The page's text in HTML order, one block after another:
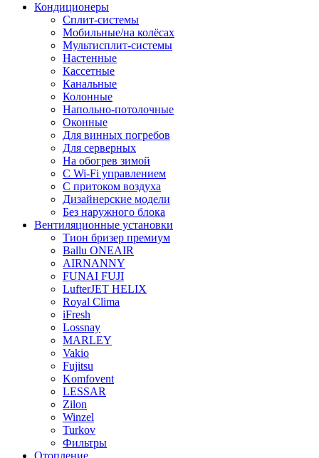
Кондиционеры
Сплит-системы
Мобильные/на колёсах
Мультисплит-системы
Настенные
Кассетные
Канальные
Колонные
Напольно-потолочные
Оконные
Для винных погребов
Для серверных
На обогрев зимой
С Wi-Fi управлением
С притоком воздуха
Дизайнерские модели
Без наружного блока
Вентиляционные установки
Тион бризер премиум
Ballu ONEAIR
AIRNANNY
FUNAI FUJI
LufterJET HELIX
Royal Clima
iFresh
Lossnay
MARLEY
Vakio
Fujitsu
Komfovent
LESSAR
Zilon
Winzel
Turkov
Фильтры
Отопление